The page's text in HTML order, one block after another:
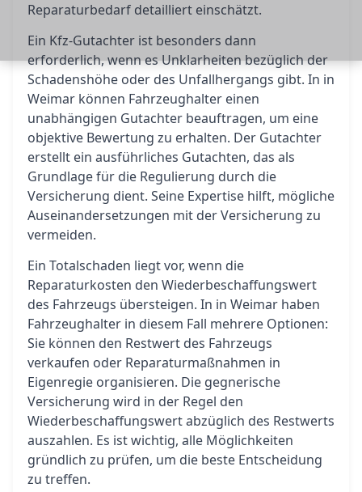
Reparaturbedarf detailliert einschätzt.
Ein Kfz-Gutachter ist besonders dann
erforderlich, wenn es Unklarheiten bezüglich der
Schadenshöhe oder des Unfallhergangs gibt. In in
Weimar können Fahrzeughalter einen
unabhängigen Gutachter beauftragen, um eine
objektive Bewertung zu erhalten. Der Gutachter
erstellt ein ausführliches Gutachten, das als
Grundlage für die Regulierung durch die
Versicherung dient. Seine Expertise hilft, mögliche
Auseinandersetzungen mit der Versicherung zu
vermeiden.
Ein Totalschaden liegt vor, wenn die
Reparaturkosten den Wiederbeschaffungswert
des Fahrzeugs übersteigen. In in Weimar haben
Fahrzeughalter in diesem Fall mehrere Optionen:
Sie können den Restwert des Fahrzeugs
verkaufen oder Reparaturmaßnahmen in
Eigenregie organisieren. Die gegnerische
Versicherung wird in der Regel den
Wiederbeschaffungswert abzüglich des Restwerts
auszahlen. Es ist wichtig, alle Möglichkeiten
gründlich zu prüfen, um die beste Entscheidung
zu treffen.